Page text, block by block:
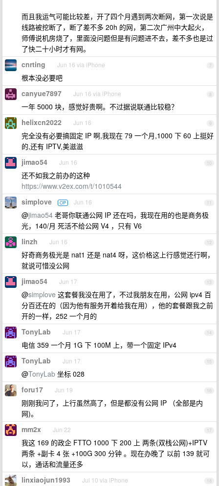
而且我运气可能比较差，开了四个月遇到两次断网，第一次说是
线路被挖断了，断了差不多 20h 的网，第二次广州中大起火，
师傅说机房烧了，里面没问题但是有问题进不去，差不多也是过
了快二十小时才有网。
7
cnrting Jun 16 via iPhone
根本没必要吧
8
canyue7897 Jun 16 via iPhone
一年 5000 块，感觉好贵啊。不过据说联通比较稳？
9
helixcn2022 Jun 16
完全没有必要搞固定 IP 啊,我现在 79 一个月,1000 下 60 上挺好
的,还有 IPTV,美滋滋
10
jimao54 Jun 16
还不如我之前办的这种
https://www.v2ex.com/t/1010544
11
simplove OP Jun 16
@jimao54 老哥你联通公网 IP 还在吗，我现在用的也是商务极
光，140/月 死活不给公网 V4 ，只有 V6
12
linzh Jun 16
好奇商务极光是 nat1 还是 nat4 呀，这价格这上行感觉还行啊，
就说可惜没公网
13
jimao54 Jun 17
@simplove 这套餐我没在用了，不过我朋友在用，公网 ipv4 百
分百还在的（因为他有服务开着给我在用），他的套餐跟我之前
开的一样，252 一个月的
14
TonyLab Jun 17
电信 359 一个月 1G 下 100M 上，带一个固定 IPv4
15
TonyLab Jun 17
@TonyLab 坐标 028
16
foru17 Jun 19
刚刚我问了，上行虽然高了，但是都没有公网 IP （全部是内
网)。
17
mm2x Jun 22
我这 169 的政企 FTTO 1000 下 200 上 两条(双栈公网)+IPTV
两条 +副卡 4 张 +100G 300 分钟 。现在办晚了 以前 139 就可
以，通话和流量还多
18
linxiaojun1993 Jul 10 via iPhone